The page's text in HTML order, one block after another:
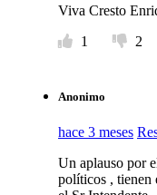
Viva Cresto
1
2
Anonimo
hace 3 meses
Un aplauso por
políticos , tienen